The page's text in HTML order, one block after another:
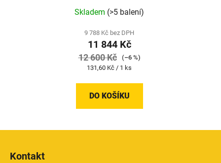
Skladem (>5 balení)
9 788 Kč bez DPH
11 844 Kč
12 600 Kč
(–6 %)
Měrná
131,60 Kč / 1 ks
DO KOŠÍKU
Kontakt